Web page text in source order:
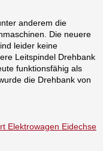
anderem die
Die neuere
leider keine
Leitspindel Drehbank
funktionsfähig als
die Drehbank von